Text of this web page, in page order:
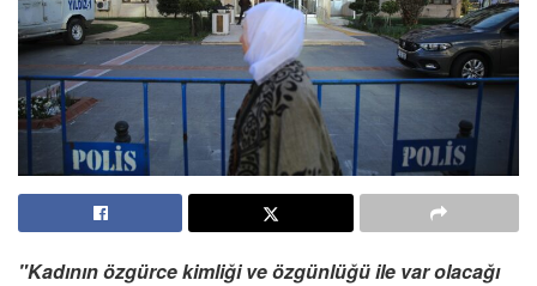
"Kadının özgürce kimliği ve özgünlüğü ile var olacağı